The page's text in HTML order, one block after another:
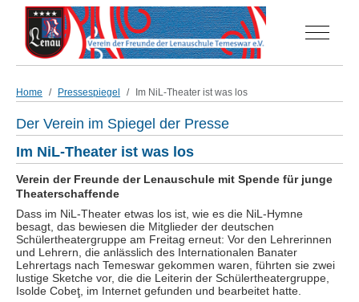
Off-
Home Pressespiegel Im NiL-Theater ist was los
Der Verein im Spiegel der Presse
Im NiL-Theater ist was los
Verein der Freunde der Lenauschule mit Spende für junge
Theaterschaffende
Dass im NiL-Theater etwas los ist, wie es die NiL-Hymne
besagt, das bewiesen die Mitglieder der deutschen
Schülertheatergruppe am Freitag erneut: Vor den Lehrerinnen
und Lehrern, die anlässlich des Internationalen Banater
Lehrertags nach Temeswar gekommen waren, führten sie zwei
lustige Sketche vor, die die Leiterin der Schülertheatergruppe,
Isolde Cobeţ, im Internet gefunden und bearbeitet hatte.